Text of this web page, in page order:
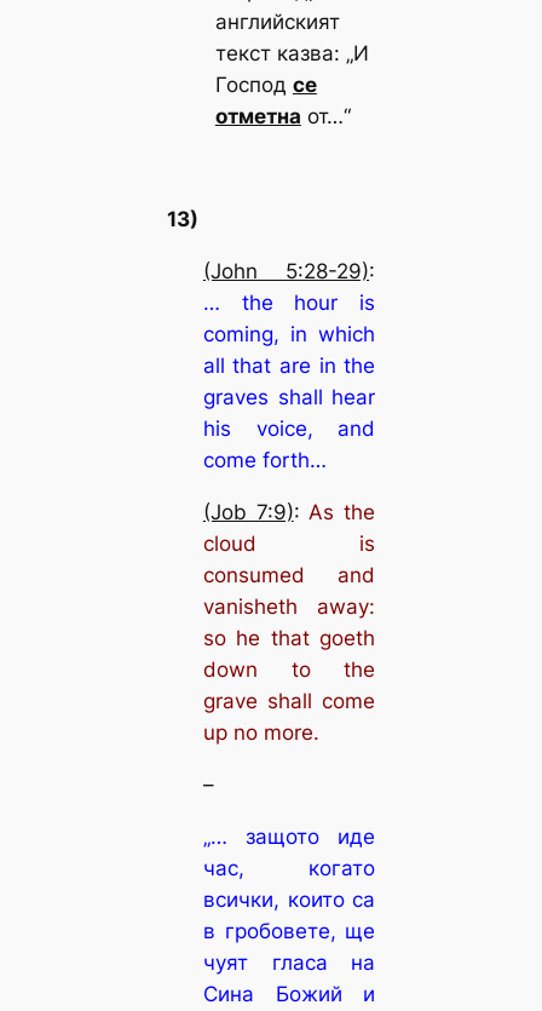
английският
текст казва: „И
Господ се
отметна от…“
13)
(John 5:28-29):
… the hour is
coming, in which
all that are in the
graves shall hear
his voice, and
come forth…
(Job 7:9):As the
cloud is
consumed and
vanisheth away:
so he that goeth
down to the
grave shall come
up no more.
–
„… защото иде
час, когато
всички, които са
в гробовете, ще
чуят гласа на
Сина Божий и